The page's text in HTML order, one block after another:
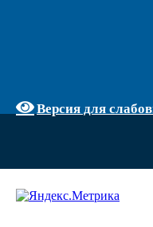
Версия для